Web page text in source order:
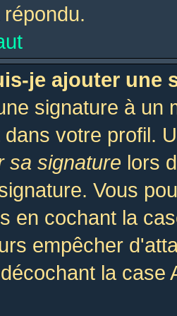
je ajouter une
signature à un
dans votre profil.
sa signature lors
Vous
en cochant la
empêcher
la